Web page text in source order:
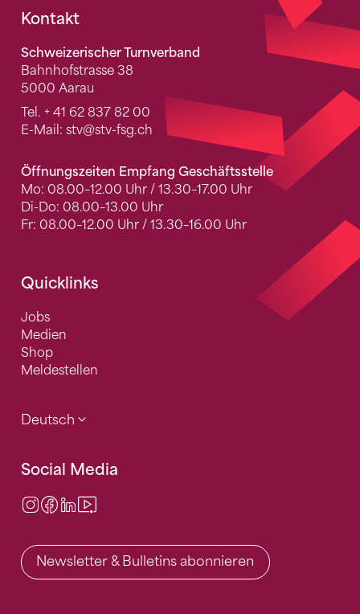
Fusszeile
Kontakt
Schweizerischer Turnverband
Bahnhofstrasse 38
5000 Aarau
Tel. + 41 62 837 82 00
E-Mail: stv@stv-fsg.ch
Öffnungszeiten Empfang Geschäftsstelle
Mo: 08.00–12.00 Uhr / 13.30–17.00 Uhr
Di-Do: 08.00–13.00 Uhr
Fr: 08.00–12.00 Uhr / 13.30–16.00 Uhr
Quicklinks
Jobs
Medien
Shop
Meldestellen
Deutsch
Social Media
Instagram
Facebook
LinkedIn
Newsletter & Bulletins abonnieren